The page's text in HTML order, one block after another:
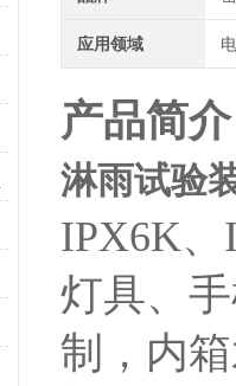
应用领域
产品简介
淋雨试验
IPX6K
灯具、
制，内